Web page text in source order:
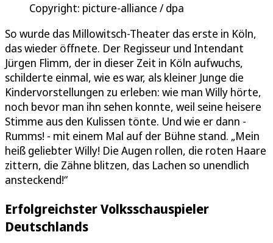
Copyright: picture-alliance / dpa
So wurde das Millowitsch-Theater das erste in Köln,
das wieder öffnete. Der Regisseur und Intendant
Jürgen Flimm, der in dieser Zeit in Köln aufwuchs,
schilderte einmal, wie es war, als kleiner Junge die
Kindervorstellungen zu erleben: wie man Willy hörte,
noch bevor man ihn sehen konnte, weil seine heisere
Stimme aus den Kulissen tönte. Und wie er dann -
Rumms! - mit einem Mal auf der Bühne stand. „Mein
heiß geliebter Willy! Die Augen rollen, die roten Haare
zittern, die Zähne blitzen, das Lachen so unendlich
ansteckend!“
Erfolgreichster Volksschauspieler
Deutschlands